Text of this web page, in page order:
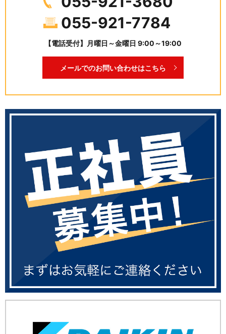
055-921-7784
【電話受付】月曜日～金曜日 9:00～19:00
メールでのお問い合わせはこちら